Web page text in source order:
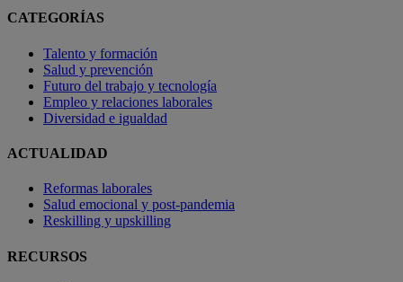
CATEGORÍAS
Talento y formación
Salud y prevención
Futuro del trabajo y tecnología
Empleo y relaciones laborales
Diversidad e igualdad
ACTUALIDAD
Reformas laborales
Salud emocional y post-pandemia
Reskilling y upskilling
RECURSOS